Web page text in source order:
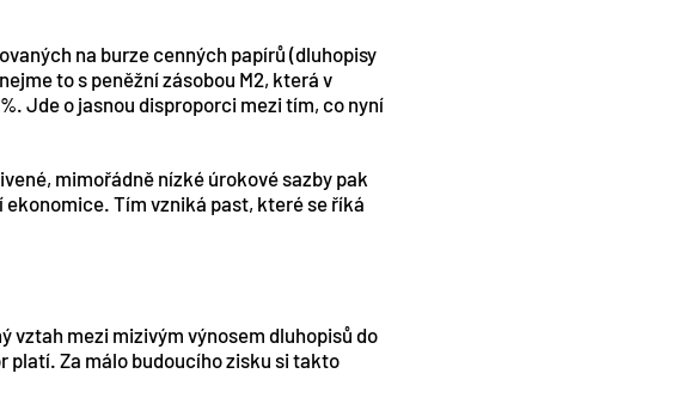
na burze cenných papírů (dluhopisy
to s peněžní zásobou M2, která v
Jde o jasnou disproporci mezi tím, co nyní
mimořádně nízké úrokové sazby pak
Tím vzniká past, které se říká
vztah mezi mizivým výnosem dluhopisů do
platí. Za málo budoucího zisku si takto